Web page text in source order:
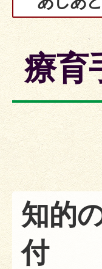
療育
知的
付